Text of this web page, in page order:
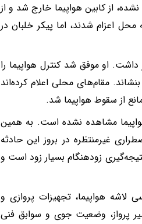
از کابین هواپیما خارج شد و از
اعزام شدند، اما پیکر خلبان در
او موفق شد کنترل هواپیما را
مقام‌های محلی اعلام کرده‌اند
از سقوط هواپیما شد.
مشاهده نشده است. به همین
غیرمنتظره در بروز این حادثه
زودهنگام بسیار زود است و
لاشه هواپیما، تجهیزات پروازی و
پرواز، وضعیت جوی و سوابق فنی